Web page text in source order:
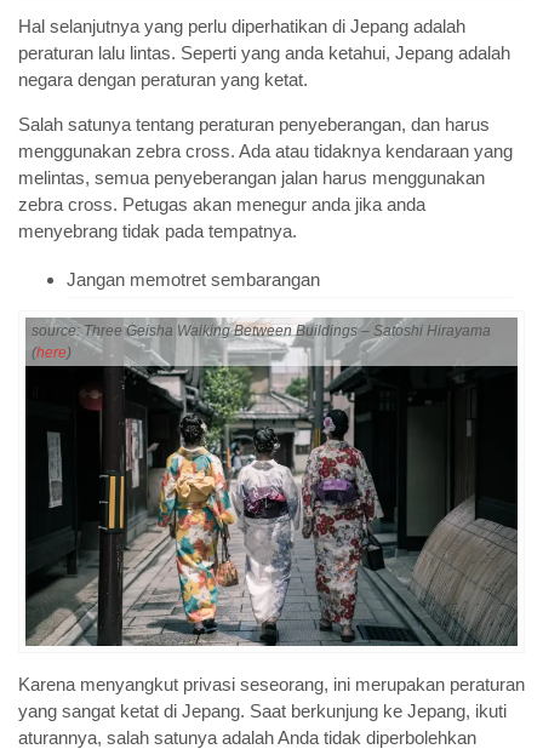
Hal selanjutnya yang perlu diperhatikan di Jepang adalah
peraturan lalu lintas. Seperti yang anda ketahui, Jepang adalah
negara dengan peraturan yang ketat.
Salah satunya tentang peraturan penyeberangan, dan harus
menggunakan zebra cross. Ada atau tidaknya kendaraan yang
melintas, semua penyeberangan jalan harus menggunakan
zebra cross. Petugas akan menegur anda jika anda
menyebrang tidak pada tempatnya.
Jangan memotret sembarangan
source: Three Geisha Walking Between Buildings – Satoshi Hirayama
(here)
Karena menyangkut privasi seseorang, ini merupakan peraturan
yang sangat ketat di Jepang. Saat berkunjung ke Jepang, ikuti
aturannya, salah satunya adalah Anda tidak diperbolehkan